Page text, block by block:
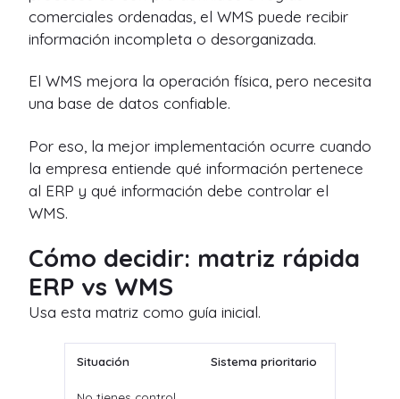
comerciales ordenadas, el WMS puede recibir
información incompleta o desorganizada.
El WMS mejora la operación física, pero necesita
una base de datos confiable.
Por eso, la mejor implementación ocurre cuando
la empresa entiende qué información pertenece
al ERP y qué información debe controlar el
WMS.
Cómo decidir: matriz rápida
ERP vs WMS
Usa esta matriz como guía inicial.
Situación Sistema prioritario